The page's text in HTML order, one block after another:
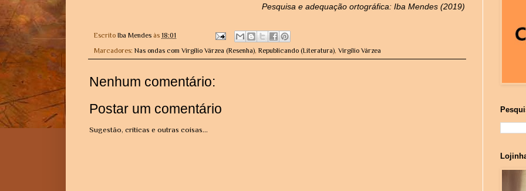
Pesquisa e adequação ortográfica: Iba Mendes (2019)
Escrito Iba Mendes às 18:01
Marcadores: Nas ondas com Virgílio Várzea (Resenha), Republicando (Literatura), Virgílio Várzea
Nenhum comentário:
Postar um comentário
Sugestão, críticas e outras coisas...